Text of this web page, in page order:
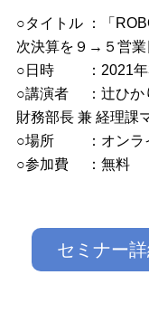
○タイトル ：「
次決算を９→５営業
○日時 ：2021年3
○講演者 ：辻ひか
財務部長 兼 経理課
○場所 ：オンラ
○参加費 ：無料
セミナー